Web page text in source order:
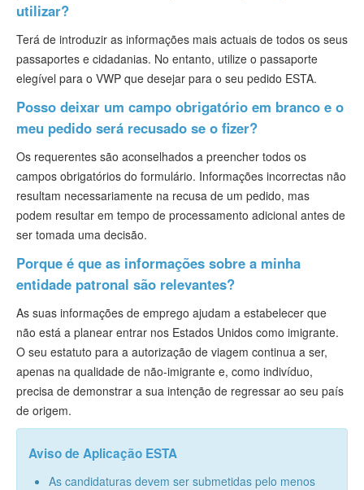
utilizar?
Terá de introduzir as informações mais actuais de todos os seus
passaportes e cidadanias. No entanto, utilize o passaporte
elegível para o VWP que desejar para o seu pedido ESTA.
Posso deixar um campo obrigatório em branco e o
meu pedido será recusado se o fizer?
Os requerentes são aconselhados a preencher todos os
campos obrigatórios do formulário. Informações incorrectas não
resultam necessariamente na recusa de um pedido, mas
podem resultar em tempo de processamento adicional antes de
ser tomada uma decisão.
Porque é que as informações sobre a minha
entidade patronal são relevantes?
As suas informações de emprego ajudam a estabelecer que
não está a planear entrar nos Estados Unidos como imigrante.
O seu estatuto para a autorização de viagem continua a ser,
apenas na qualidade de não-imigrante e, como indivíduo,
precisa de demonstrar a sua intenção de regressar ao seu país
de origem.
Aviso de Aplicação ESTA
As candidaturas devem ser submetidas pelo menos